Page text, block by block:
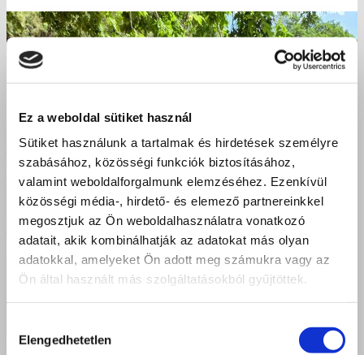
Ez a weboldal sütiket használ
Sütiket használunk a tartalmak és hirdetések személyre
szabásához, közösségi funkciók biztosításához,
valamint weboldalforgalmunk elemzéséhez. Ezenkívül
közösségi média-, hirdető- és elemező partnereinkkel
megosztjuk az Ön weboldalhasználatra vonatkozó
adatait, akik kombinálhatják az adatokat más olyan
adatokkal, amelyeket Ön adott meg számukra vagy az
Ön által használt más szolgáltatásokból gyűjtöttek.
kiválasztása
Elengedhetetlen